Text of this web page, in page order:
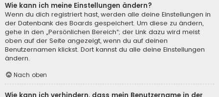
Wie kann ich meine Einstellungen ändern?
Wenn du dich registriert hast, werden alle deine Einstellungen in
der Datenbank des Boards gespeichert. Um diese zu ändern,
gehe in den „Persönlichen Bereich“; der Link dazu wird meist
oben auf der Seite angezeigt, wenn du auf deinen
Benutzernamen klickst. Dort kannst du alle deine Einstellungen
ändern.
Nach oben